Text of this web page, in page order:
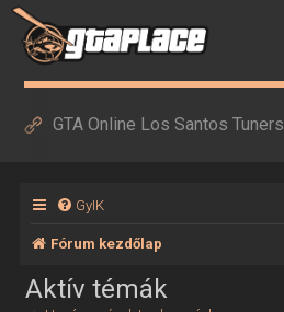
GTA Online Los Santos Tuners
GyIK
Fórum kezdőlap
Aktív témák